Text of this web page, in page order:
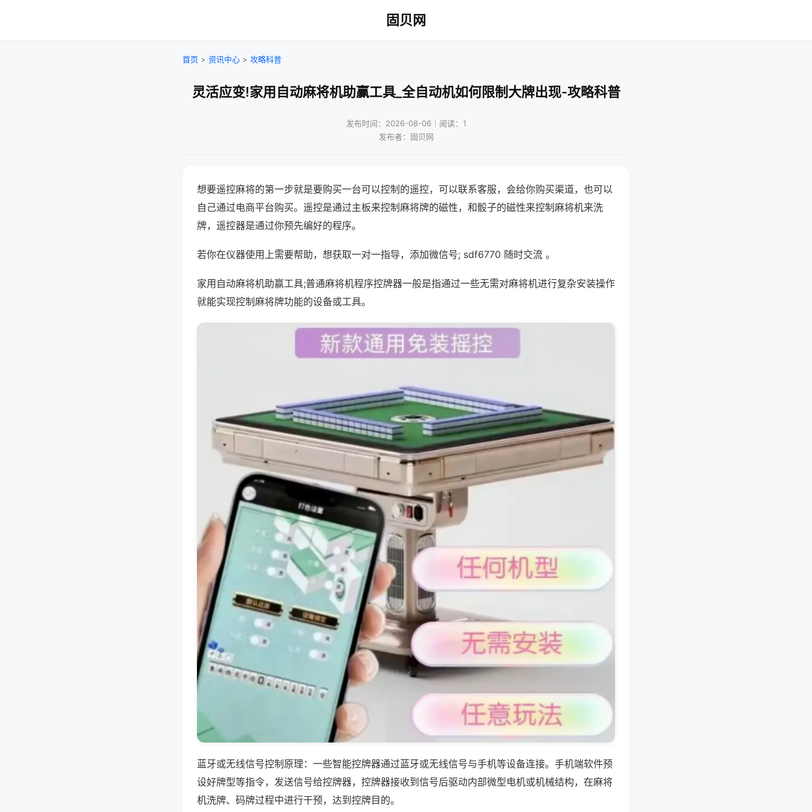
固贝网
首页 > 资讯中心 > 攻略科普
灵活应变!家用自动麻将机助赢工具_全自动机如何限制大牌出现-攻略科普
发布时间：2026-08-06｜阅读：1
发布者：固贝网
想要遥控麻将的第一步就是要购买一台可以控制的遥控，可以联系客服，会给你购买渠道，也可以
自己通过电商平台购买。遥控是通过主板来控制麻将牌的磁性，和骰子的磁性来控制麻将机来洗
牌，遥控器是通过你预先编好的程序。
若你在仪器使用上需要帮助，想获取一对一指导，添加微信号; sdf6770 随时交流 。
家用自动麻将机助赢工具;普通麻将机程序控牌器一般是指通过一些无需对麻将机进行复杂安装操作
就能实现控制麻将牌功能的设备或工具。
蓝牙或无线信号控制原理：一些智能控牌器通过蓝牙或无线信号与手机等设备连接。手机端软件预
设好牌型等指令，发送信号给控牌器，控牌器接收到信号后驱动内部微型电机或机械结构，在麻将
机洗牌、码牌过程中进行干预，达到控牌目的。